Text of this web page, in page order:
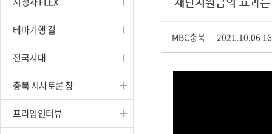
옥천
특집프로그램
종영프로그램
테마기행 길
전국시대
충북 시사토론 창
프라임인터뷰
MBC충북 2021.10.06